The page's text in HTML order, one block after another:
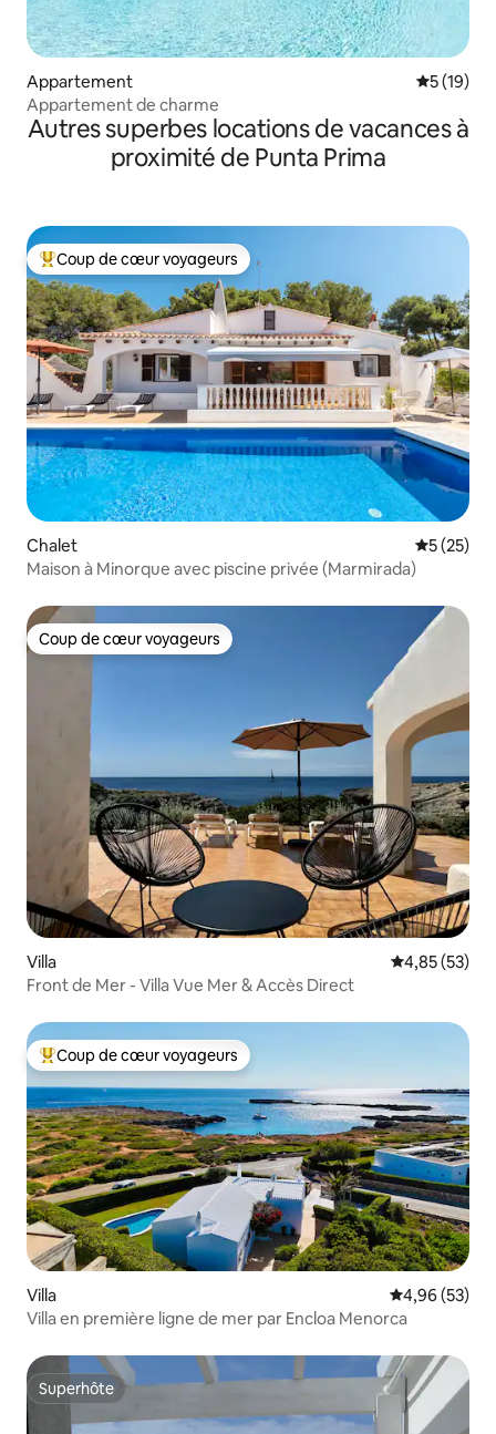
Appartement
5 (19)
Appartement de charme
Autres superbes locations de vacances à
proximité de Punta Prima
Coups de cœur voyageurs les plus appréciés
Coup de cœur voyageurs
Chalet
5 (25)
Maison à Minorque avec piscine privée (Marmirada)
Coup de cœur voyageurs
Coup de cœur voyageurs
Villa Évaluation
4,85 (53)
Front de Mer - Villa Vue Mer & Accès Direct
Coups de cœur voyageurs les plus appréciés
Coup de cœur voyageurs
Villa Évaluation
4,96 (53)
Villa en première ligne de mer par Encloa Menorca
Superhôte
Superhôte